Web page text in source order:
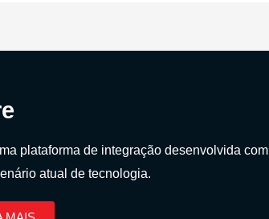
plataforma de integração desenvolvida com
atual de tecnologia.